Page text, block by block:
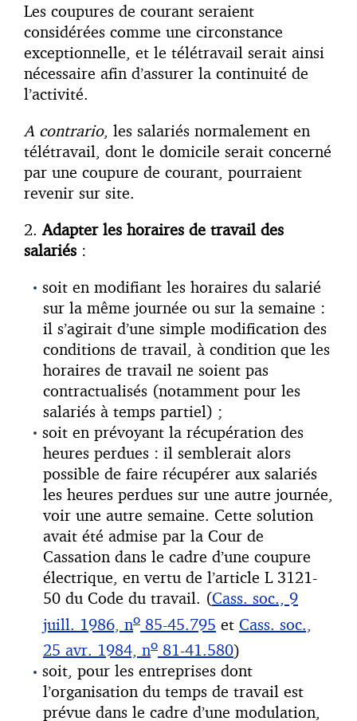
Les coupures de courant seraient
considérées comme une circonstance
exceptionnelle, et le télétravail serait ainsi
nécessaire afin d’assurer la continuité de
l’activité.
A contrario, les salariés normalement en
télétravail, dont le domicile serait concerné
par une coupure de courant, pourraient
revenir sur site.
2.Adapter les horaires de travail des
salariés :
soit en modifiant les horaires du salarié
sur la même journée ou sur la semaine :
il s’agirait d’une simple modification des
conditions de travail, à condition que les
horaires de travail ne soient pas
contractualisés (notamment pour les
salariés à temps partiel) ;
soit en prévoyant la récupération des
heures perdues : il semblerait alors
possible de faire récupérer aux salariés
les heures perdues sur une autre journée,
voir une autre semaine. Cette solution
avait été admise par la Cour de
Cassation dans le cadre d’une coupure
électrique, en vertu de l’article L 3121-
50 du Code du travail. (Cass. soc., 9
juill. 1986, no 85-45.795 et Cass. soc.,
25 avr. 1984, no 81-41.580)
soit, pour les entreprises dont
l’organisation du temps de travail est
prévue dans le cadre d’une modulation,